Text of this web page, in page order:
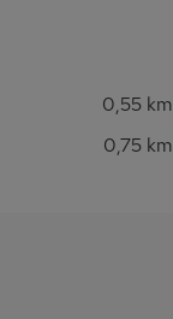
0,55 km
0,75 km